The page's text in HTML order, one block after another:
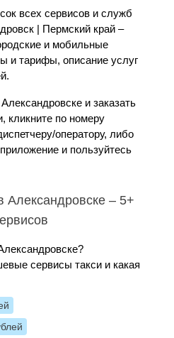
всех сервисов и служб
| Пермский край –
и мобильные
и тарифы, описание услуг
и заказать
кликните по номеру
оператору, либо
и пользуйтесь
Александровске – 5+
сервисы такси и какая